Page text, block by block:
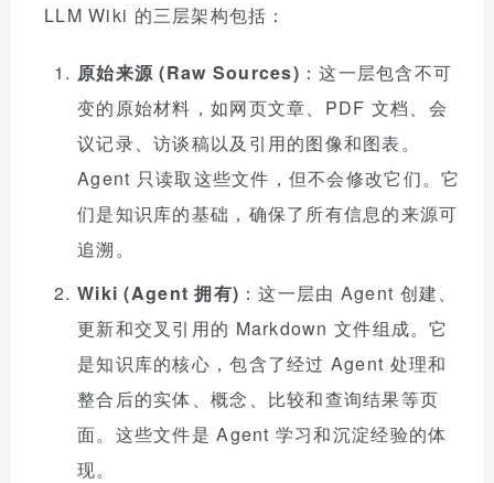
LLM Wiki 的三层架构包括：
原始来源 (Raw Sources) ：这一层包含不可
变的原始材料，如网页文章、PDF 文档、会
议记录、访谈稿以及引用的图像和图表。
Agent 只读取这些文件，但不会修改它们。它
们是知识库的基础，确保了所有信息的来源可
追溯。
Wiki (Agent 拥有) ：这一层由 Agent 创建、
更新和交叉引用的 Markdown 文件组成。它
是知识库的核心，包含了经过 Agent 处理和
整合后的实体、概念、比较和查询结果等页
面。这些文件是 Agent 学习和沉淀经验的体
现。